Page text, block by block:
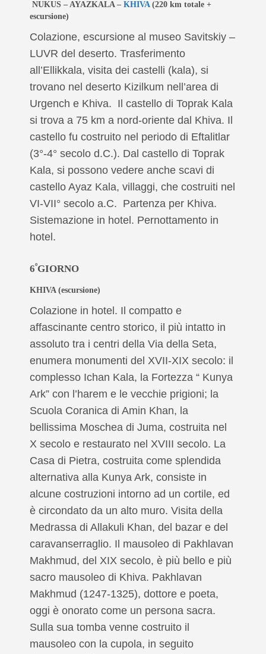
NUKUS – AYAZKALA –KHIVA(220 km totale +
escursione)
Colazione, escursione al museo Savitskiy –
LUVR del deserto. Trasferimento
all’Ellikkala, visita dei castelli (kala), si
trovano nel deserto Kizilkum nell’area di
Urgench e Khiva. Il castello di Toprak Kala
si trova a 75 km a nord-oriente dal Khiva. Il
castello fu costruito nel periodo di Eftalitlar
(3°-4° secolo d.C.). Dal castello di Toprak
Kala, si possono vedere anche scavi di
castello Ayaz Kala, villaggi, che costruiti nel
VI-VII° secolo a.C. Partenza per Khiva.
Sistemazione in hotel. Pernottamento in
hotel.
6ºGIORNO
KHIVA(escursione)
Colazione in hotel. Il compatto e
affascinante centro storico, il più intatto in
assoluto tra i centri della Via della Seta,
enumera monumenti del XVII-XIX secolo: il
complesso Ichan Kala, la Fortezza “ Kunya
Ark” con l’harem e le vecchie prigioni; la
Scuola Coranica di Amin Khan, la
bellissima Moschea di Juma, costruita nel
X secolo e restaurato nel XVIII secolo. La
Casa di Pietra, costruita come splendida
alternativa alla Kunya Ark, consiste in
alcune costruzioni intorno ad un cortile, ed
è circondato da un alto muro. Visita della
Medrassa di Allakuli Khan, del bazar e del
caravanserraglio. Il mausoleo di Pakhlavan
Makhmud, del XIX secolo, è più bello e più
sacro mausoleo di Khiva. Pakhlavan
Makhmud (1247-1325), dottore e poeta,
oggi è onorato come un persona sacra.
Sulla sua tomba venne costruito il
mausoleo con la cupola, in seguito